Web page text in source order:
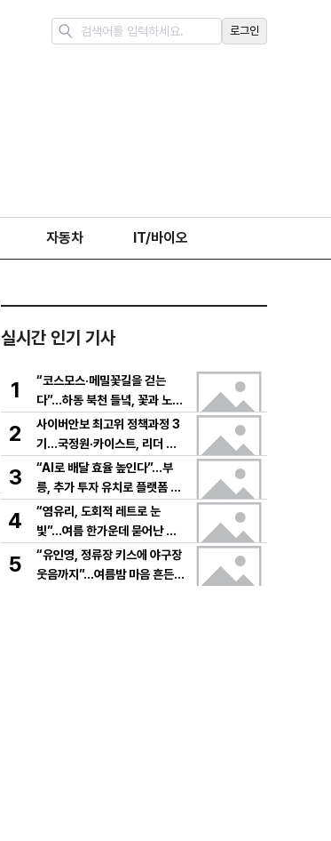
로그인
자동차 IT/바이오
실시간 인기 기사
1
“코스모스·메밀꽃길을 걷는
다”…하동 북천 들녘, 꽃과 노래
로 물드는 가을의 하루
2
사이버안보 최고위 정책과정 3
기…국정원·카이스트, 리더 안
보역량 키운다
3
“AI로 배달 효율 높인다”…부
릉, 추가 투자 유치로 플랫폼 혁
신 가속
4
“염유리, 도회적 레트로 눈
빛”…여름 한가운데 묻어난 자
유의 감각→팬들 궁금증 증폭
5
“유인영, 정류장 키스에 야구장
웃음까지”…여름밤 마음 흔든